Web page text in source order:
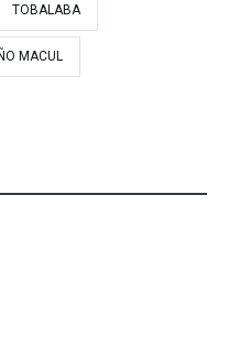
TOBALABA
MACUL